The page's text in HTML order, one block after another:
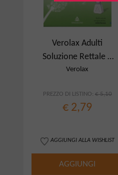
Verolax Adulti
Soluzione Rettale 6
Clismi 6,75G
Verolax
PREZZO DI LISTINO: € 5,10
€ 2,79
AGGIUNGI ALLA WISHLIST
AGGIUNGI